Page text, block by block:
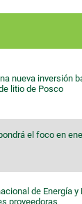
nueva inversión
litio de Posco
el foco en
de Energía y
proveedoras